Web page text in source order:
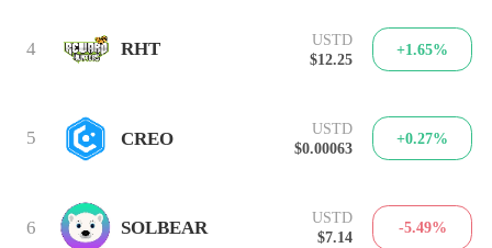
4 RHT
USTD
$12.25
+1.65%
5 CREO
USTD
$0.00063
+0.27%
6 SOLBEAR
USTD
$7.14
-5.49%